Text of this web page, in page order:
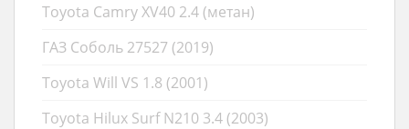
Toyota Camry XV40 2.4 (метан)
ГАЗ Соболь 27527 (2019)
Toyota Will VS 1.8 (2001)
Toyota Hilux Surf N210 3.4 (2003)